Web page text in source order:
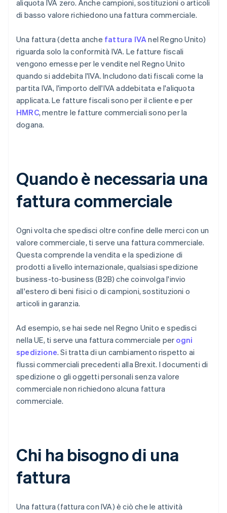
aliquota IVA zero. Anche campioni, sostituzioni o articoli
di basso valore richiedono una fattura commerciale.
Una fattura (detta anche fattura IVAnel Regno Unito)
riguarda solo la conformità IVA. Le fatture fiscali
vengono emesse per le vendite nel Regno Unito
quando si addebita l'IVA. Includono dati fiscali come la
partita IVA, l'importo dell'IVA addebitata e l'aliquota
applicata. Le fatture fiscali sono per il cliente e per
HMRC, mentre le fatture commerciali sono per la
dogana.
Quando è necessaria una
fattura commerciale
Ogni volta che spedisci oltre confine delle merci con un
valore commerciale, ti serve una fattura commerciale.
Questa comprende la vendita e la spedizione di
prodotti a livello internazionale, qualsiasi spedizione
business-to-business (B2B) che coinvolga l'invio
all'estero di beni fisici o di campioni, sostituzioni o
articoli in garanzia.
Ad esempio, se hai sede nel Regno Unito e spedisci
nella UE, ti serve una fattura commerciale per ogni
spedizione. Si tratta di un cambiamento rispetto ai
flussi commerciali precedenti alla Brexit. I documenti di
spedizione o gli oggetti personali senza valore
commerciale non richiedono alcuna fattura
commerciale.
Chi ha bisogno di una
fattura
Una fattura (fattura con IVA) è ciò che le attività